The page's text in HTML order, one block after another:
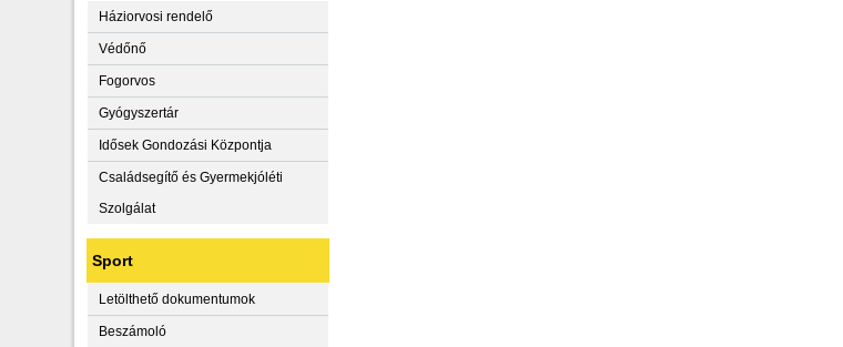
Háziorvosi rendelő
Védőnő
Fogorvos
Gyógyszertár
Idősek Gondozási Központja
Családsegítő és Gyermekjóléti
Szolgálat
Sport
Letölthető dokumentumok
Beszámoló